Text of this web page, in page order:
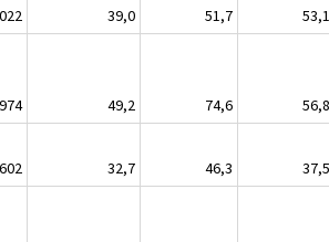
39,0 51,7 53,1
49,2 74,6 56,8
32,7 46,3 37,5